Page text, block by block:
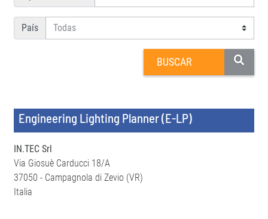
País
Engineering Lighting Planner (E-LP)
IN.TEC Srl
Via Giosuè Carducci 18/A
37050 - Campagnola di Zevio (VR)
Italia